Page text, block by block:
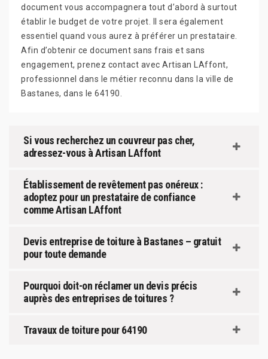
document vous accompagnera tout d’abord à surtout
établir le budget de votre projet. Il sera également
essentiel quand vous aurez à préférer un prestataire.
Afin d’obtenir ce document sans frais et sans
engagement, prenez contact avec Artisan LAffont,
professionnel dans le métier reconnu dans la ville de
Bastanes, dans le 64190.
Si vous recherchez un couvreur pas cher,
adressez-vous à Artisan LAffont
Établissement de revêtement pas onéreux :
adoptez pour un prestataire de confiance
comme Artisan LAffont
Devis entreprise de toiture à Bastanes – gratuit
pour toute demande
Pourquoi doit-on réclamer un devis précis
auprès des entreprises de toitures ?
Travaux de toiture pour 64190